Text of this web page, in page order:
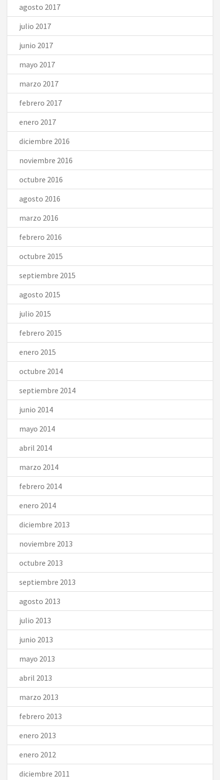
agosto 2017
julio 2017
junio 2017
mayo 2017
marzo 2017
febrero 2017
enero 2017
diciembre 2016
noviembre 2016
octubre 2016
agosto 2016
marzo 2016
febrero 2016
octubre 2015
septiembre 2015
agosto 2015
julio 2015
febrero 2015
enero 2015
octubre 2014
septiembre 2014
junio 2014
mayo 2014
abril 2014
marzo 2014
febrero 2014
enero 2014
diciembre 2013
noviembre 2013
octubre 2013
septiembre 2013
agosto 2013
julio 2013
junio 2013
mayo 2013
abril 2013
marzo 2013
febrero 2013
enero 2013
enero 2012
diciembre 2011